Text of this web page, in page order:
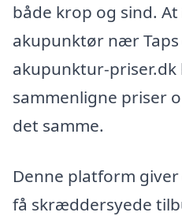
både krop og sind.
akupunktør nær
akupunktur-priser.dk
sammenligne priser
det samme.
Denne platform
få skræddersyede